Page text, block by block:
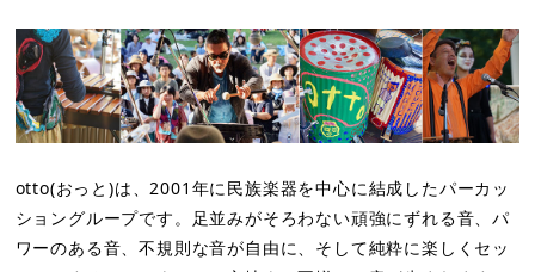
otto(おっと)は、2001年に民族楽器を中心に結成したパーカッ
ショングループです。足並みがそろわない頑強にずれる音、パ
ワーのある音、不規則な音が自由に、そして純粋に楽しくセッ